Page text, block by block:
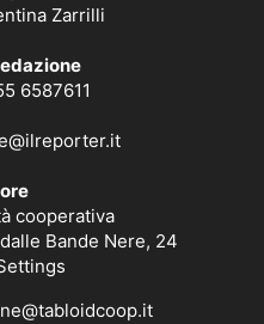
Zarrilli
6587611
cooperativa
Bande Nere, 24